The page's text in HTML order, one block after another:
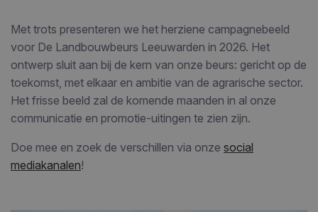
Met trots presenteren we het herziene campagnebeeld
voor De Landbouwbeurs Leeuwarden in 2026. Het
ontwerp sluit aan bij de kern van onze beurs: gericht op de
toekomst, met elkaar en ambitie van de agrarische sector.
Het frisse beeld zal de komende maanden in al onze
communicatie en promotie-uitingen te zien zijn.
Doe mee en zoek de verschillen via onze social
mediakanalen!